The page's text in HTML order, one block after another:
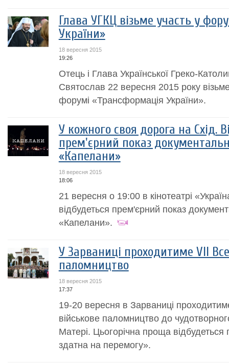
Глава УГКЦ візьме участь у
України»
18 вересня 2015
19:26
Отець і Глава Української Греко-
Святослав 22 вересня 2015 року
форумі «Трансформація України».
У кожного своя дорога на Схід.
прем'єрний показ
«Капелани»
18 вересня 2015
18:06
21 вересня о 19:00 в кінотеатрі
відбудеться прем'єрний показ
«Капелани».
У Зарваниці проходитиме VІІ
паломництво
18 вересня 2015
17:37
19-20 вересня в Зарваниці
військове паломництво до
Матері. Цьогорічна проща
здатна на перемогу».